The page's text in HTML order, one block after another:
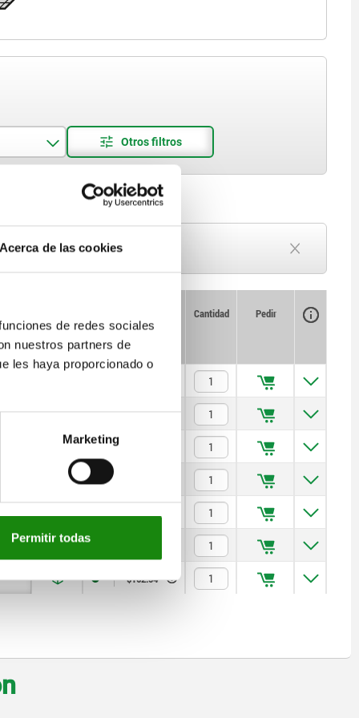
Acerca de las cookies
de redes sociales
nuestros partners de
les haya proporcionado o
Marketing
Permitir todas
Plazo de entrega a petición
Precio
Cantidad Pedir
$46.96
$56.29
$162.54